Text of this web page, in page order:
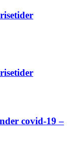
covid-19 –